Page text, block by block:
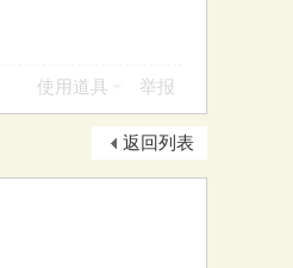
使用道具 举报
返回列表